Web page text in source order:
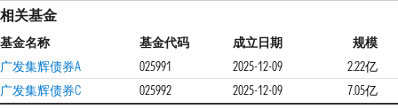
相关基金
基金名称 基金代码 成立日期
规模
广发集辉债券A
025991 2025-12-09
2.22亿
广发集辉债券C
025992 2025-12-09 7.05亿